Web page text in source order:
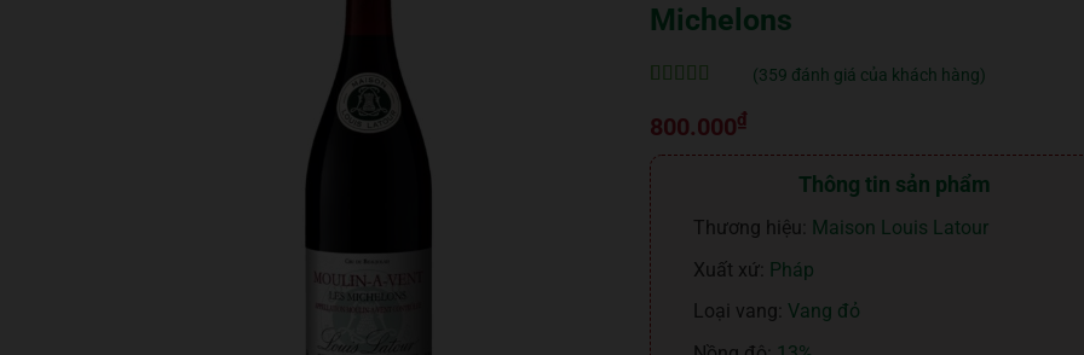
Michelons
trênđánh
giá
(359 đánh giá của khách hàng)
800.000₫
Thông tin sản phẩm
Thương hiệu:
Maison Louis Latour
Xuất xứ: Pháp
Loại vang: Vang đỏ